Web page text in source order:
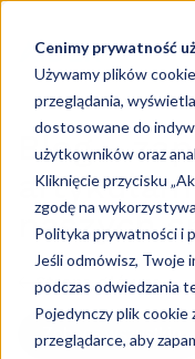
Cenimy prywatność
Używamy plików
przeglądania,
dostosowane do
użytkowników oraz
Kliknięcie przycisku
zgodę na
Polityka prywatności i
Jeśli odmówisz, Twoje
podczas odwiedzania
Pojedynczy plik
przeglądarce, aby
Blog -
naszych
Strona główna
Zobacz wszystkie